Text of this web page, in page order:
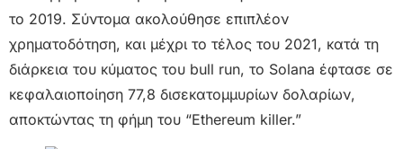
το 2019. Σύντομα ακολούθησε επιπλέον
χρηματοδότηση, και μέχρι το τέλος του 2021, κατά τη
διάρκεια του κύματος του bull run, το Solana έφτασε σε
κεφαλαιοποίηση 77,8 δισεκατομμυρίων δολαρίων,
αποκτώντας τη φήμη του “Ethereum killer.”